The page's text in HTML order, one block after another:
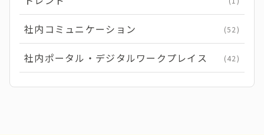
社内コミュニケーション (52)
社内ポータル・デジタルワークプレイス (42)